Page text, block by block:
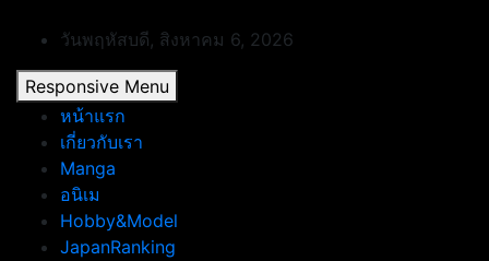
content
วันพฤหัสบดี, สิงหาคม 6, 2026
Responsive Menu
หน้าแรก
เกี่ยวกับเรา
Manga
อนิเม
Hobby&Model
JapanRanking